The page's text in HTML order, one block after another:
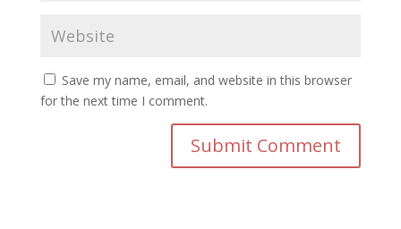
Save my name, email, and website in this browser
for the next time I comment.